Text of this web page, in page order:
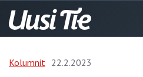
Kolumnit 22.2.2023